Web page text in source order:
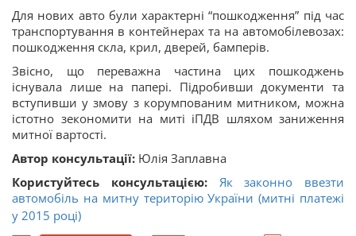
Для нових авто були характерні “пошкодження” під час
транспортування в контейнерах та на автомобілевозах:
пошкодження скла, крил, дверей, бамперів.
Звісно, що переважна частина цих пошкоджень
існувала лише на папері. Підробивши документи та
вступивши у змову з корумпованим митником, можна
істотно зекономити на миті іПДВ шляхом заниження
митної вартості.
Автор консультації: Юлія Заплавна
Користуйтесь консультацією:
Як законно ввезти
автомобіль на митну територію України (митні платежі
у 2015 році)